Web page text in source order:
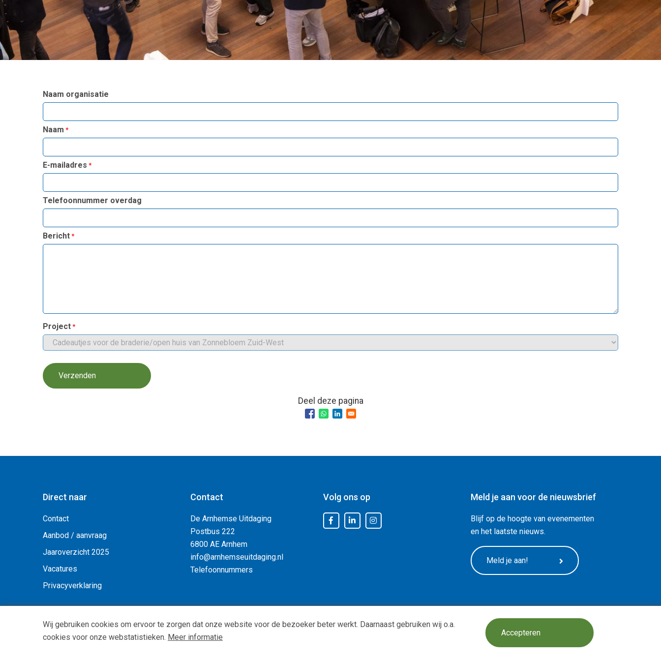
Wij gebruiken cookies om ervoor te zorgen dat onze website voor de bezoeker beter werkt. Daarnaast gebruiken wij o.a.
cookies voor onze webstatistieken. Meer informatie Accepteren
Naam organisatie
Naam
E-mailadres
Telefoonnummer overdag
Bericht
Project
Deel deze pagina
Direct naar
Contact
Aanbod / aanvraag
Jaaroverzicht 2025
Vacatures
Privacyverklaring
Contact
De Arnhemse Uitdaging
Postbus 222
6800 AE Arnhem
info@arnhemseuitdaging.nl
Telefoonnummers
Volg ons op Meld je aan voor de nieuwsbrief
Blijf op de hoogte van evenementen
en het laatste nieuws.
Meld je aan!
Privacy|ANBI status| Copyright © -De Arnhemse Uitdaging BOOOM Digital